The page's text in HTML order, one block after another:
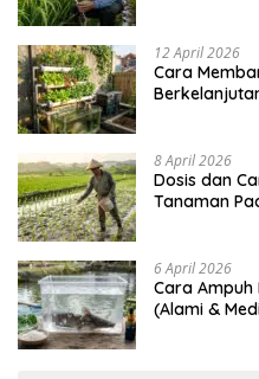
12 April 2026
Cara
8 April 2026
Dosis dan
Tanaman
6 April 2026
Cara Ampuh
(Alami &